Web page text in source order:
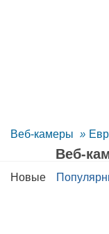
Веб-камеры »
Веб-
Новые